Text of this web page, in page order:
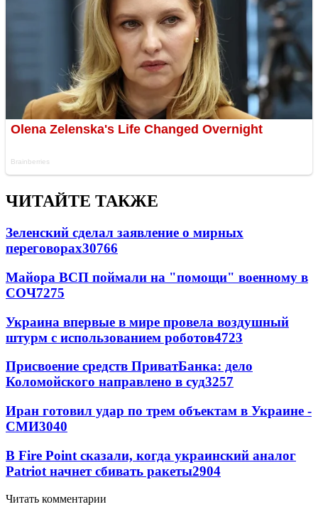
ЧИТАЙТЕ ТАКЖЕ
Зеленский сделал заявление о мирных
переговорах30766
Майора ВСП поймали на "помощи" военному в
СОЧ7275
Украина впервые в мире провела воздушный
штурм с использованием роботов4723
Присвоение средств ПриватБанка: дело
Коломойского направлено в суд3257
Иран готовил удар по трем объектам в Украине -
СМИ3040
В Fire Point сказали, когда украинский аналог
Patriot начнет сбивать ракеты2904
Читать комментарии